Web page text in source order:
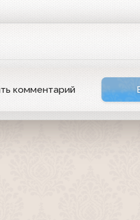
комментарий